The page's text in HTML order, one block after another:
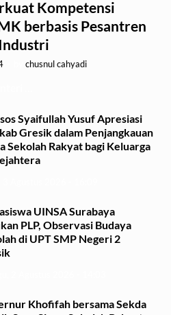
Kompetensi
berbasis Pesantren
chusnul cahyadi
Syaifullah Yusuf Apresiasi
Gresik dalam Penjangkauan
Sekolah Rakyat bagi Keluarga
UINSA Surabaya
PLP, Observasi Budaya
di UPT SMP Negeri 2
Khofifah bersama Sekda